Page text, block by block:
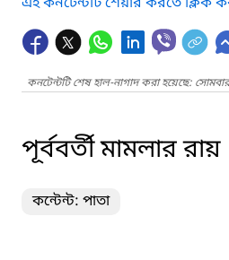
কনটেন্টটি শেষ হাল-নাগাদ করা হয়েছে:
পূর্ববর্তী মামলার রায়
কন্টেন্ট: পাতা